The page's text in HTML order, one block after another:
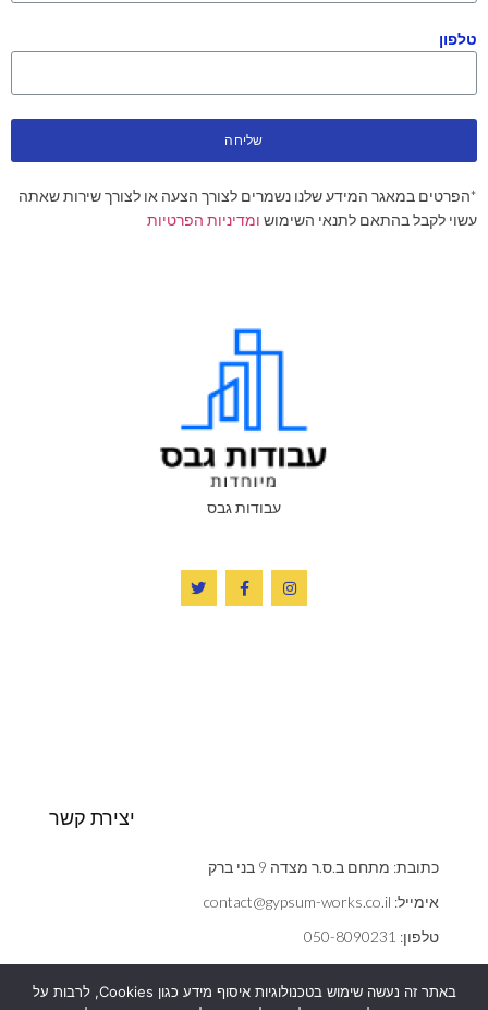
טלפון
שליחה
*הפרטים במאגר המידע שלנו נשמרים לצורך הצעה או לצורך שירות שאתה
עשוי לקבל בהתאם לתנאי השימוש ומדיניות הפרטיות
עבודות גבס
יצירת קשר
כתובת: מתחם ב.ס.ר מצדה 9 בני ברק
אימייל: contact@gypsum-works.co.il
טלפון: 050-8090231
הצהרת נגישות
באתר זה נעשה שימוש בטכנולוגיות איסוף מידע כגון Cookies, לרבות על